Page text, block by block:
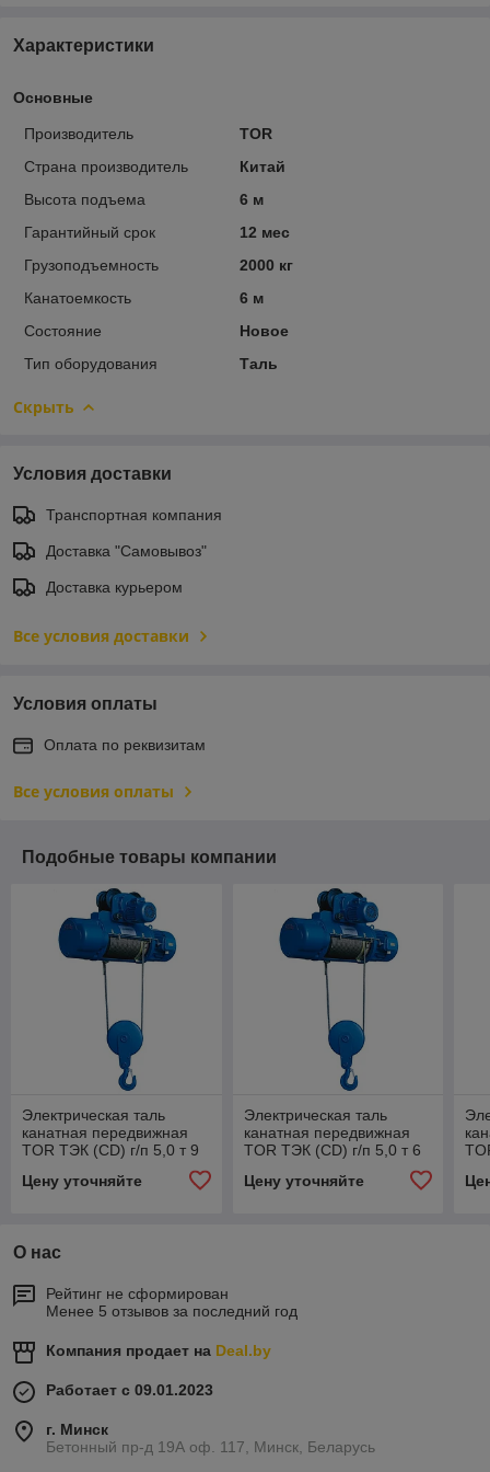
Характеристики
Основные
Производитель
TOR
Страна производитель
Китай
Высота подъема
6 м
Гарантийный срок
12 мес
Грузоподъемность
2000 кг
Канатоемкость
6 м
Состояние
Новое
Тип оборудования
Таль
Скрыть
Условия доставки
Транспортная компания
Доставка "Самовывоз"
Доставка курьером
Все условия доставки
Условия оплаты
Оплата по реквизитам
Все условия оплаты
Подобные товары компании
Электрическая таль
канатная передвижная
TOR ТЭК (CD) г/п 5,0 т 9
Цену уточняйте
Электрическая таль
канатная передвижная
TOR ТЭК (CD) г/п 5,0 т 6
Цену уточняйте
О нас
Рейтинг не сформирован
Менее 5 отзывов за последний год
Компания продает на Deal.by
Работает с 09.01.2023
г. Минск
Бетонный пр-д 19А оф. 117, Минск, Беларусь